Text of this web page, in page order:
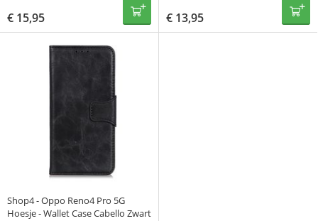
€ 15,95 € 13,95
Shop4 - Oppo Reno4 Pro 5G
Hoesje - Wallet Case Cabello Zwart